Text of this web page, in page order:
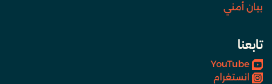
بيان أمني
تابعنا
YouTube
انستغرام